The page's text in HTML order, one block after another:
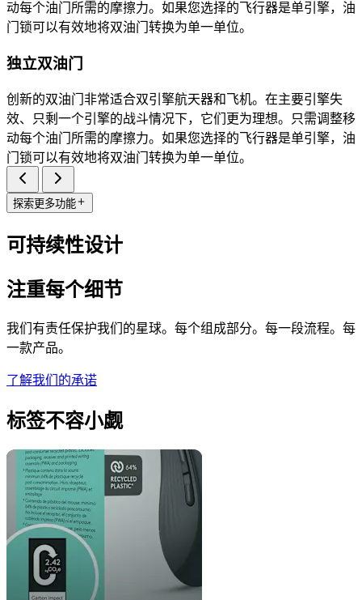
动每个油门所需的摩擦力。如果您选择的飞行器是单引擎，油
门锁可以有效地将双油门转换为单一单位。
独立双油门
创新的双油门非常适合双引擎航天器和飞机。在主要引擎失
效、只剩一个引擎的战斗情况下，它们更为理想。只需调整移
动每个油门所需的摩擦力。如果您选择的飞行器是单引擎，油
门锁可以有效地将双油门转换为单一单位。
探索更多功能
可持续性设计
注重每个细节
我们有责任保护我们的星球。每个组成部分。每一段流程。每
一款产品。
了解我们的承诺
标签不容小觑